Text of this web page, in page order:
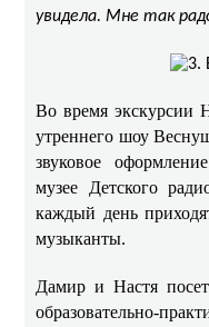
увидела. Мне так
Во время экскурсии
утреннего шоу
звуковое
музее Детского
каждый день
музыканты.
Дамир и Настя
образовательно-